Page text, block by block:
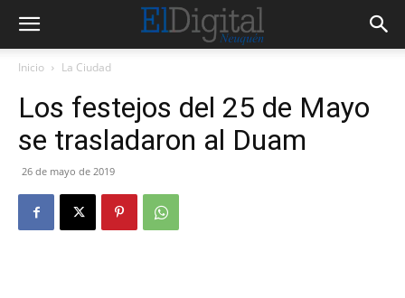
Inicio La Ciudad
Los festejos del 25 de Mayo
se trasladaron al Duam
26 de mayo de 2019